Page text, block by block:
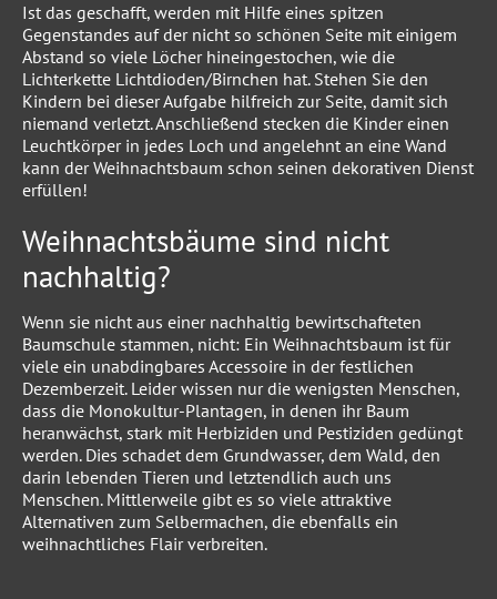
Ist das geschafft, werden mit Hilfe eines spitzen
Gegenstandes auf der nicht so schönen Seite mit einigem
Abstand so viele Löcher hineingestochen, wie die
Lichterkette Lichtdioden/Birnchen hat. Stehen Sie den
Kindern bei dieser Aufgabe hilfreich zur Seite, damit sich
niemand verletzt. Anschließend stecken die Kinder einen
Leuchtkörper in jedes Loch und angelehnt an eine Wand
kann der Weihnachtsbaum schon seinen dekorativen Dienst
erfüllen!
Weihnachtsbäume sind nicht
nachhaltig?
Wenn sie nicht aus einer nachhaltig bewirtschafteten
Baumschule stammen, nicht: Ein Weihnachtsbaum ist für
viele ein unabdingbares Accessoire in der festlichen
Dezemberzeit. Leider wissen nur die wenigsten Menschen,
dass die Monokultur-Plantagen, in denen ihr Baum
heranwächst, stark mit Herbiziden und Pestiziden gedüngt
werden. Dies schadet dem Grundwasser, dem Wald, den
darin lebenden Tieren und letztendlich auch uns
Menschen. Mittlerweile gibt es so viele attraktive
Alternativen zum Selbermachen, die ebenfalls ein
weihnachtliches Flair verbreiten.